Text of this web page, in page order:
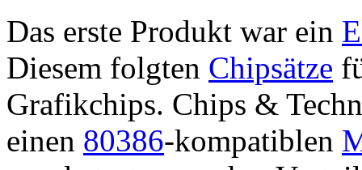
Das erste Produkt war ein
Diesem folgten Chipsätze
Grafikchips. Chips &
einen 80386-kompatiblen